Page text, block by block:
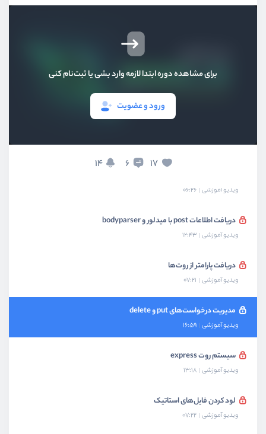
برای مشاهده دوره ابتدا لازمه وارد بشی یا ثبت‌نام کنی
ورود و عضویت
17
6
14
ویدیو آموزشی 05:18
ویدیو آموزشی 06:26
دریافت اطلاعات post با میدلور و bodyparser
ویدیو آموزشی 12:43
دریافت پارامتر از روت‌ها
ویدیو آموزشی 07:21
مدیریت درخواست‌های put و delete
ویدیو آموزشی 16:59
سیستم روت express
ویدیو آموزشی 13:18
لود کردن فایل‌های استاتیک
ویدیو آموزشی 07:22